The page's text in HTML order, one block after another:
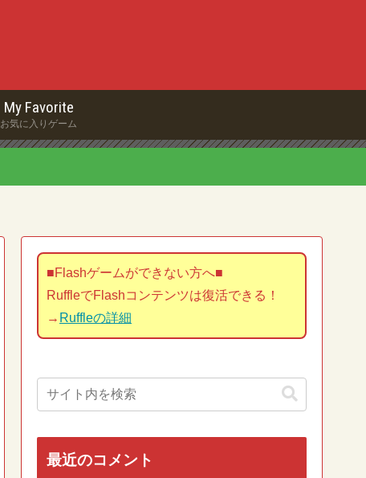
My Favorite
お気に入りゲーム
■Flashゲームができない方へ■
RuffleでFlashコンテンツは復活できる！
→ Ruffleの詳細
最近のコメント